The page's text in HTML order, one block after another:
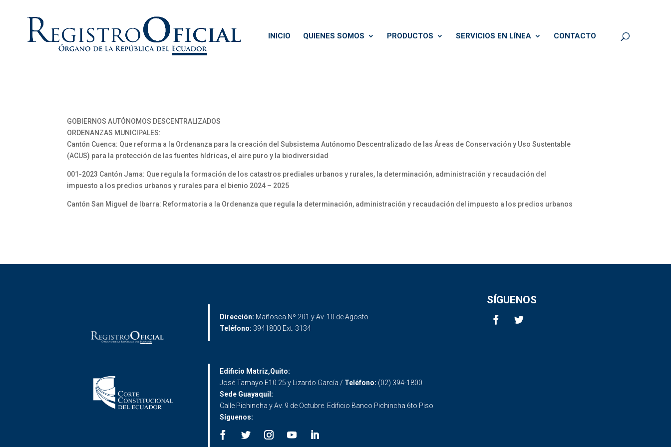
INICIO QUIENES SOMOS PRODUCTOS SERVICIOS EN LÍNEA CONTACTO
GOBIERNOS AUTÓNOMOS DESCENTRALIZADOS
ORDENANZAS MUNICIPALES:
Cantón Cuenca: Que reforma a la Ordenanza para la creación del Subsistema Autónomo Descentralizado de las Áreas de Conservación y Uso Sustentable
(ACUS) para la protección de las fuentes hídricas, el aire puro y la biodiversidad
001-2023 Cantón Jama: Que regula la formación de los catastros prediales urbanos y rurales, la determinación, administración y recaudación del
impuesto a los predios urbanos y rurales para el bienio 2024 – 2025
Cantón San Miguel de Ibarra: Reformatoria a la Ordenanza que regula la determinación, administración y recaudación del impuesto a los predios urbanos
Dirección: Mañosca Nº 201 y Av. 10 de Agosto
Teléfono: 3941800 Ext. 3134
SÍGUENOS
Edificio Matriz,Quito:
José Tamayo E10 25 y Lizardo García / Teléfono: (02) 394-1800
Sede Guayaquil:
Calle Pichincha y Av. 9 de Octubre. Edificio Banco Pichincha 6to Piso
Síguenos: